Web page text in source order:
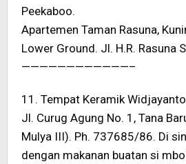
Peekaboo.
Apartemen Taman Rasuna,
Lower Ground. Jl. H.R. Rasuna
————————————–
11. Tempat Keramik
Jl. Curug Agung No. 1, Tana
Mulya III). Ph. 737685/86. Di
dengan makanan buatan si